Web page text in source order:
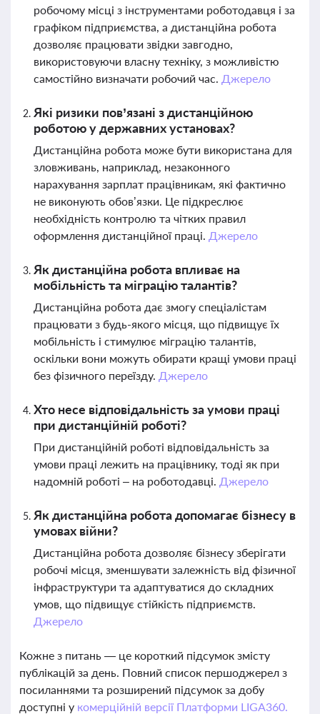
робочому місці з інструментами роботодавця і за
графіком підприємства, а дистанційна робота
дозволяє працювати звідки завгодно,
використовуючи власну техніку, з можливістю
самостійно визначати робочий час. Джерело
Які ризики пов’язані з дистанційною
роботою у державних установах?
Дистанційна робота може бути використана для
зловживань, наприклад, незаконного
нарахування зарплат працівникам, які фактично
не виконують обов’язки. Це підкреслює
необхідність контролю та чітких правил
оформлення дистанційної праці. Джерело
Як дистанційна робота впливає на
мобільність та міграцію талантів?
Дистанційна робота дає змогу спеціалістам
працювати з будь-якого місця, що підвищує їх
мобільність і стимулює міграцію талантів,
оскільки вони можуть обирати кращі умови праці
без фізичного переїзду. Джерело
Хто несе відповідальність за умови праці
при дистанційній роботі?
При дистанційній роботі відповідальність за
умови праці лежить на працівнику, тоді як при
надомній роботі – на роботодавці. Джерело
Як дистанційна робота допомагає бізнесу в
умовах війни?
Дистанційна робота дозволяє бізнесу зберігати
робочі місця, зменшувати залежність від фізичної
інфраструктури та адаптуватися до складних
умов, що підвищує стійкість підприємств.
Джерело
Кожне з питань — це короткий підсумок змісту
публікацій за день. Повний список першоджерел з
посиланнями та розширений підсумок за добу
доступні у комерційній версії Платформи LIGA360.